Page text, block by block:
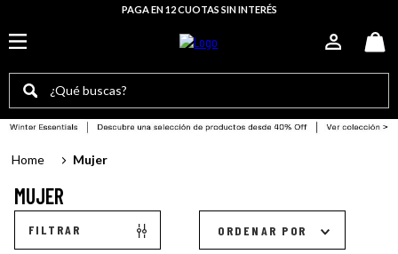
PAGA EN 12 CUOTAS SIN INTERÉS
¿Qué buscas?
Mujer
MUJER
FILTRAR ORDENAR POR
TÉRMINOS MÁS BUSCADOS
botas mujer
sorel mujer
botas